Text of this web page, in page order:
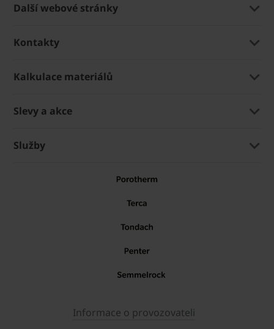
Další webové stránky
Kontakty
Kalkulace materiálů
Slevy a akce
Služby
Informace o provozovateli